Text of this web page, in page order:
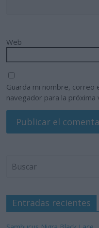
Web
Guarda mi nombre,
navegador para la próxima
Entradas recientes